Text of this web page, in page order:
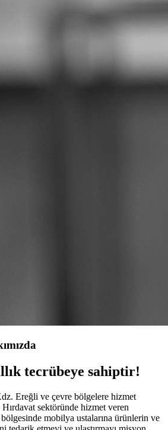
tecrübeye sahiptir!
Ereğli ve çevre bölgelere hizmet
sektöründe hizmet veren
mobilya ustalarına ürünlerin ve